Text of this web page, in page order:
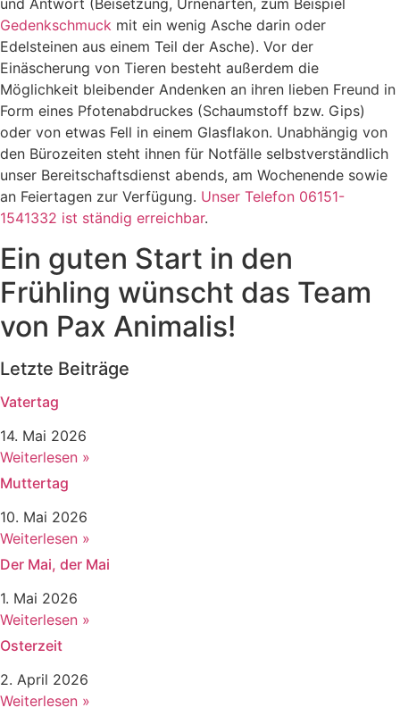
und Antwort (Beisetzung, Urnenarten, zum Beispiel
Gedenkschmuck mit ein wenig Asche darin oder
Edelsteinen aus einem Teil der Asche). Vor der
Einäscherung von Tieren besteht außerdem die
Möglichkeit bleibender Andenken an ihren lieben Freund in
Form eines Pfotenabdruckes (Schaumstoff bzw. Gips)
oder von etwas Fell in einem Glasflakon. Unabhängig von
den Bürozeiten steht ihnen für Notfälle selbstverständlich
unser Bereitschaftsdienst abends, am Wochenende sowie
an Feiertagen zur Verfügung. Unser Telefon 06151-
1541332 ist ständig erreichbar.
Ein guten Start in den
Frühling wünscht das Team
von Pax Animalis!
Letzte Beiträge
Vatertag
14. Mai 2026
Weiterlesen »
Muttertag
10. Mai 2026
Weiterlesen »
Der Mai, der Mai
1. Mai 2026
Weiterlesen »
Osterzeit
2. April 2026
Weiterlesen »